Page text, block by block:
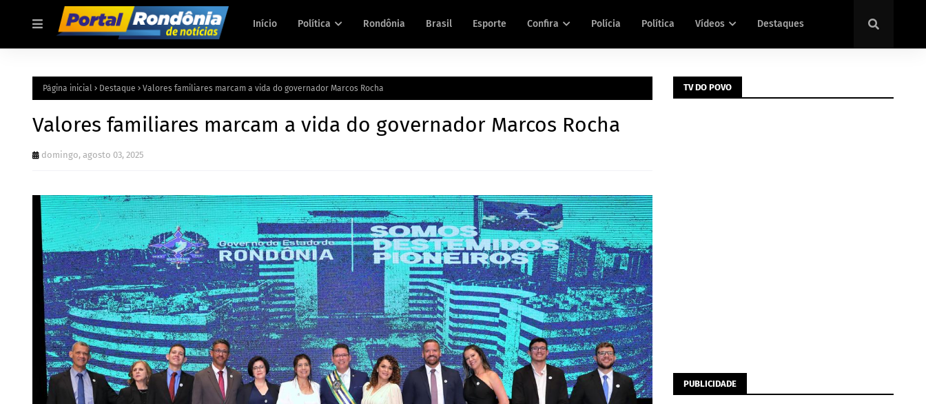
Início Política Rondônia Brasil Esporte Confira Polícia Política Vídeos Destaques
Página inicial Destaque Valores familiares marcam a vida do governador Marcos Rocha
Valores familiares marcam a vida do governador Marcos Rocha
domingo, agosto 03, 2025
TV DO POVO
PUBLICIDADE